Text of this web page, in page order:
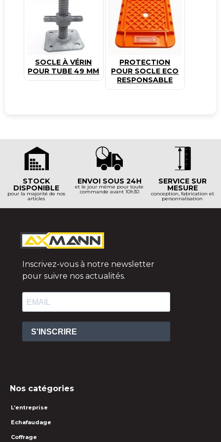
SOCLE À VÉRIN
POUR TUBE 49 MM
PROTECTION
POUR SOCLE ECO
RESPONSABLE
STOCK
DISPONIBLE
pour la majorité de nos
articles
ENVOI SOUS 24H
et le jour même pour toute
commande avant 10h30
SERVICE SUR
MESURE
conception, fabrication et
personnalisation
Inscrivez-vous à notre newsletter
pour suivre nos actualités.
S'INSCRIRE
Nos catégories
L’entreprise
Echafaudage
Coffrage